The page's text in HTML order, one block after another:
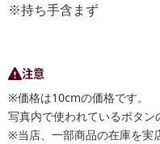
※持ち手含まず
注意
※価格は10cmの価格です。
写真内で使われているボタン
※当店、一部商品の在庫を実